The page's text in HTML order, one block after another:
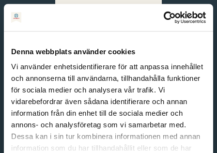
Denna webbplats använder cookies
Vi använder enhetsidentifierare för att anpassa innehållet
och annonserna till användarna, tillhandahålla funktioner
för sociala medier och analysera vår trafik. Vi
vidarebefordrar även sådana identifierare och annan
information från din enhet till de sociala medier och
annons- och analysföretag som vi samarbetar med.
Dessa kan i sin tur kombinera informationen med annan
information som du har tillhandahållit eller som de har
English
Svenska
Email address